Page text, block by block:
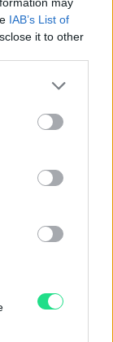
IAB’s List of
it to other
more Google
may click to
party tags to
below Google
150 euro.
una